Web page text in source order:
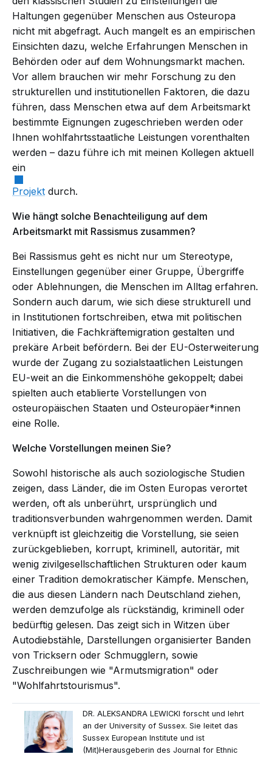
Haltungen gegenüber Menschen aus Osteuropa
nicht mit abgefragt. Auch mangelt es an empirischen
Einsichten dazu, welche Erfahrungen Menschen in
Behörden oder auf dem Wohnungsmarkt machen.
Vor allem brauchen wir mehr Forschung zu den
strukturellen und institutionellen Faktoren, die dazu
führen, dass Menschen etwa auf dem Arbeitsmarkt
bestimmte Eignungen zugeschrieben werden oder
Ihnen wohlfahrtsstaatliche Leistungen vorenthalten
werden – dazu führe ich mit meinen Kollegen aktuell
ein
Projekt durch.
Wie hängt solche Benachteiligung auf dem
Arbeitsmarkt mit Rassismus zusammen?
Bei Rassismus geht es nicht nur um Stereotype,
Einstellungen gegenüber einer Gruppe, Übergriffe
oder Ablehnungen, die Menschen im Alltag erfahren.
Sondern auch darum, wie sich diese strukturell und
in Institutionen fortschreiben, etwa mit politischen
Initiativen, die Fachkräftemigration gestalten und
prekäre Arbeit befördern. Bei der EU-Osterweiterung
wurde der Zugang zu sozialstaatlichen Leistungen
EU-weit an die Einkommenshöhe gekoppelt; dabei
spielten auch etablierte Vorstellungen von
osteuropäischen Staaten und Osteuropäer*innen
eine Rolle.
Welche Vorstellungen meinen Sie?
Sowohl historische als auch soziologische Studien
zeigen, dass Länder, die im Osten Europas verortet
werden, oft als unberührt, ursprünglich und
traditionsverbunden wahrgenommen werden. Damit
verknüpft ist gleichzeitig die Vorstellung, sie seien
zurückgeblieben, korrupt, kriminell, autoritär, mit
wenig zivilgesellschaftlichen Strukturen oder kaum
einer Tradition demokratischer Kämpfe. Menschen,
die aus diesen Ländern nach Deutschland ziehen,
werden demzufolge als rückständig, kriminell oder
bedürftig gelesen. Das zeigt sich in Witzen über
Autodiebstähle, Darstellungen organisierter Banden
von Tricksern oder Schmugglern, sowie
Zuschreibungen wie "Armutsmigration" oder
"Wohlfahrtstourismus".
DR. ALEKSANDRA LEWICKI forscht und lehrt
an der University of Sussex. Sie leitet das
Sussex European Institute und ist
(Mit)Herausgeberin des Journal for Ethnic